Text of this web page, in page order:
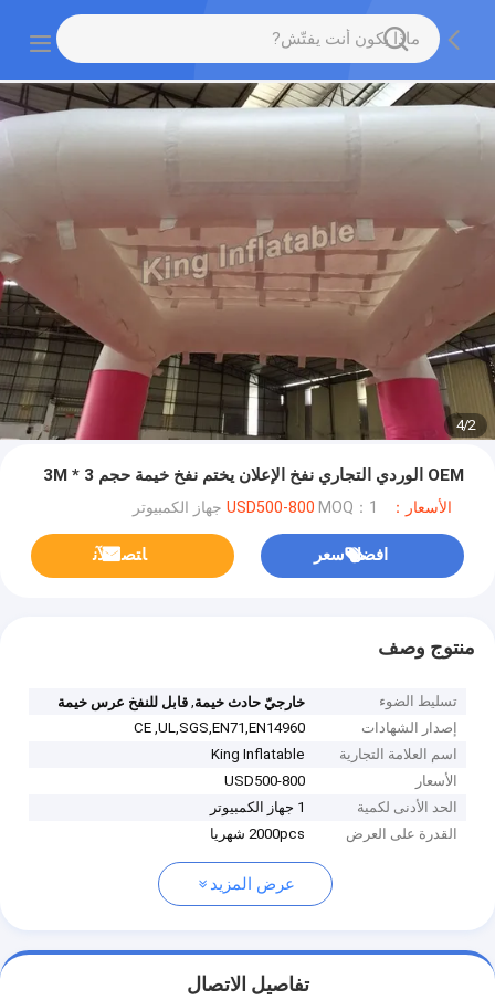
2
/
4
OEM الوردي التجاري نفخ الإعلان يختم نفخ خيمة حجم 3 * 3M
الأسعار：USD500-800 MOQ：1 جهاز الكمبيوتر
افضل سعر ﺎﺘﺼﻟ ﺍﻶﻧ
منتوج وصف
تسليط الضوء خارجيّ حادث خيمة,قابل للنفخ عرس خيمة
إصدار الشهادات
CE ,UL,SGS,EN71,EN14960
اسم العلامة التجارية
King Inflatable
الأسعار
USD500-800
الحد الأدنى لكمية
1 جهاز الكمبيوتر
القدرة على العرض
2000pcs شهريا
عرض المزيد
تفاصيل الاتصال